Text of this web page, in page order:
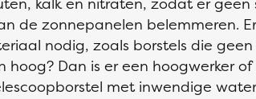
de zonnepanelen belemmeren.
nodig, zoals borstels die geen
hoog? Dan is er een hoogwerker
met inwendige